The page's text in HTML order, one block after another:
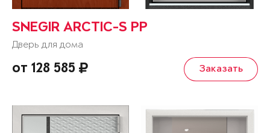
SNEGIR ARCTIC-S PP
Дверь для дома
от 128 585 Заказать